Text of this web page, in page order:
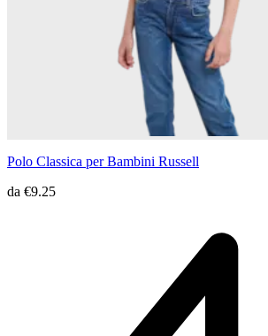
Polo Classica per Bambini Russell
da €9.25